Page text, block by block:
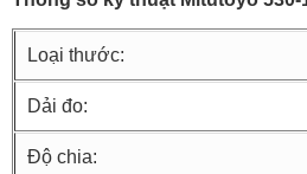
Loại thước:
Dải đo:
Độ chia: